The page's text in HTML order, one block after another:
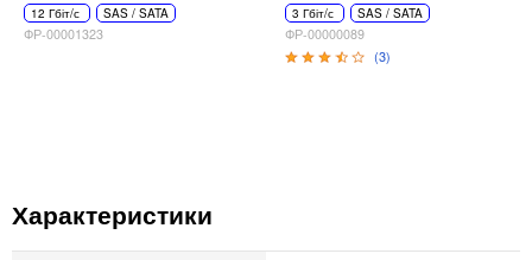
12 Гбіт/с SAS / SATA
ФР-00001323
3 Гбіт/с SAS / SATA
ФР-00000089
(3)
Характеристики